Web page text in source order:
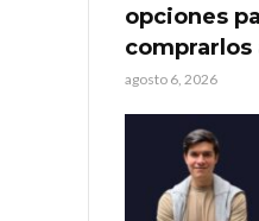
opciones
comprarlos
agosto 6, 2026